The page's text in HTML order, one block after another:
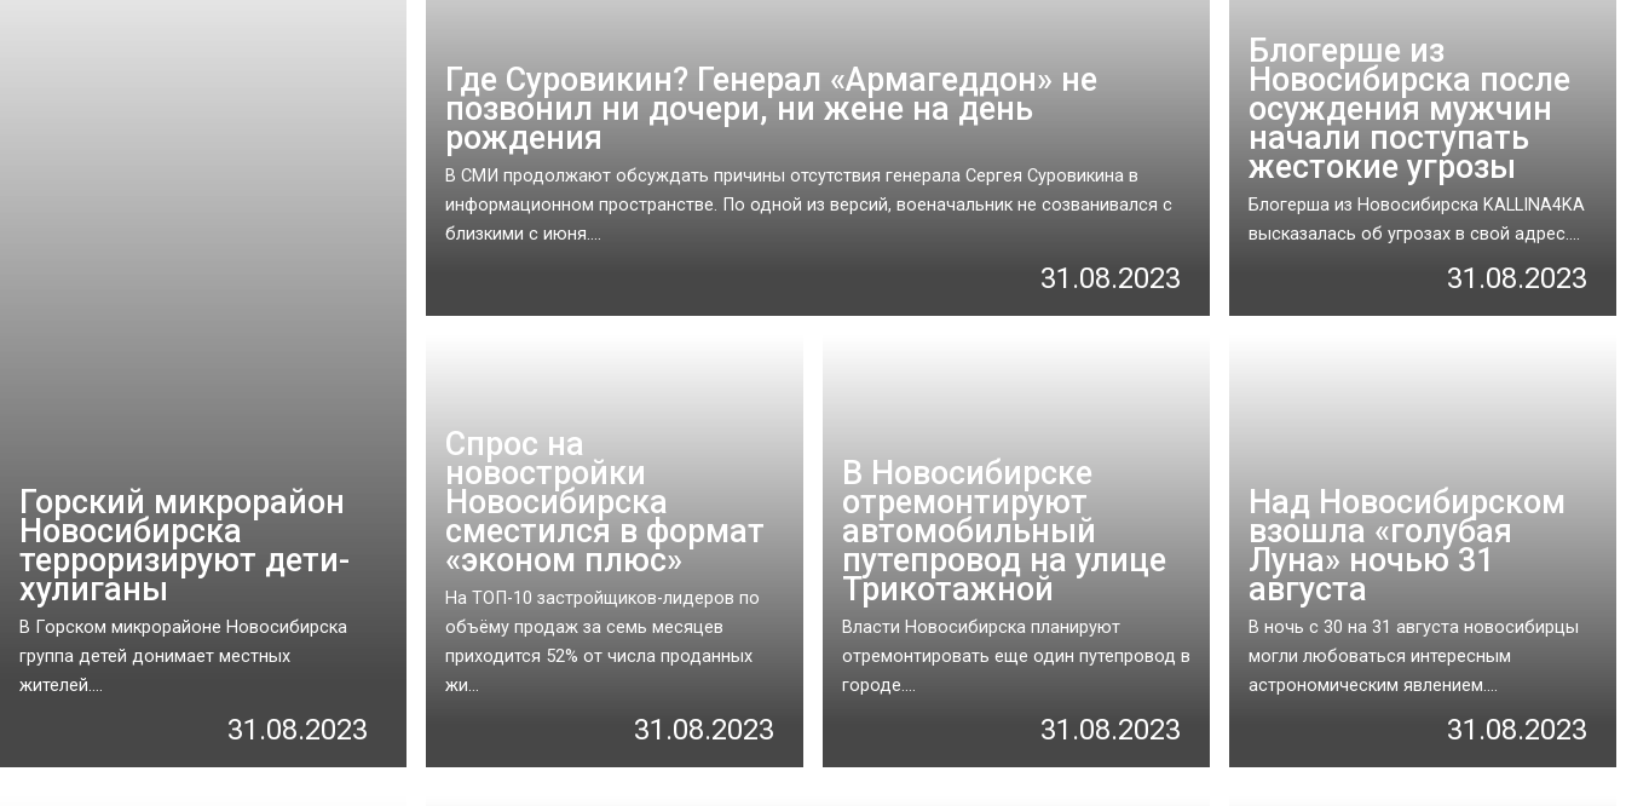
Горский микрорайон
Новосибирска
терроризируют дети-
хулиганы
В Горском микрорайоне Новосибирска
группа детей донимает местных
жителей....
31.08.2023
Где Суровикин? Генерал «Армагеддон» не
позвонил ни дочери, ни жене на день
рождения
В СМИ продолжают обсуждать причины отсутствия генерала Сергея Суровикина в
информационном пространстве. По одной из версий, военачальник не созванивался с
близкими с июня....
31.08.2023
Блогерше из
Новосибирска после
осуждения мужчин
начали поступать
жестокие угрозы
Блогерша из Новосибирска KALLINA4KA
высказалась об угрозах в свой адрес....
31.08.2023
Спрос на
новостройки
Новосибирска
сместился в формат
«эконом плюс»
На ТОП-10 застройщиков-лидеров по
объёму продаж за семь месяцев
приходится 52% от числа проданных
жи...
31.08.2023
В Новосибирске
отремонтируют
автомобильный
путепровод на улице
Трикотажной
Власти Новосибирска планируют
отремонтировать еще один путепровод в
городе....
31.08.2023
Над Новосибирском
взошла «голубая
Луна» ночью 31
августа
В ночь с 30 на 31 августа новосибирцы
могли любоваться интересным
астрономическим явлением....
31.08.2023